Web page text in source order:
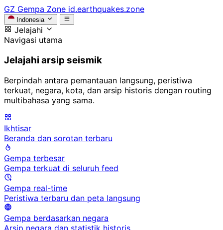
GZ Gempa Zone id.earthquakes.zone
Indonesia
Jelajahi
Navigasi utama
Jelajahi arsip seismik
Berpindah antara pemantauan langsung, peristiwa
terkuat, negara, kota, dan arsip historis dengan routing
multibahasa yang sama.
Ikhtisar
Beranda dan sorotan terbaru
Gempa terbesar
Gempa terkuat di seluruh feed
Gempa real-time
Peristiwa terbaru dan peta langsung
Gempa berdasarkan negara
Arsip negara dan statistik historis